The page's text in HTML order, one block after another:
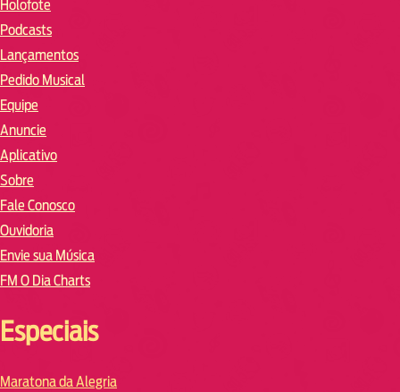
Holofote
Podcasts
Lançamentos
Pedido Musical
Equipe
Anuncie
Aplicativo
Sobre
Fale Conosco
Ouvidoria
Envie sua Música
FM O Dia Charts
Especiais
Maratona da Alegria